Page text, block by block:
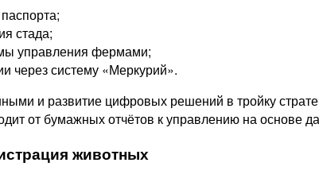
стада;
управления фермами;
через систему «Меркурий».
и развитие цифровых решений в тройку
от бумажных отчётов к управлению на основе
животных